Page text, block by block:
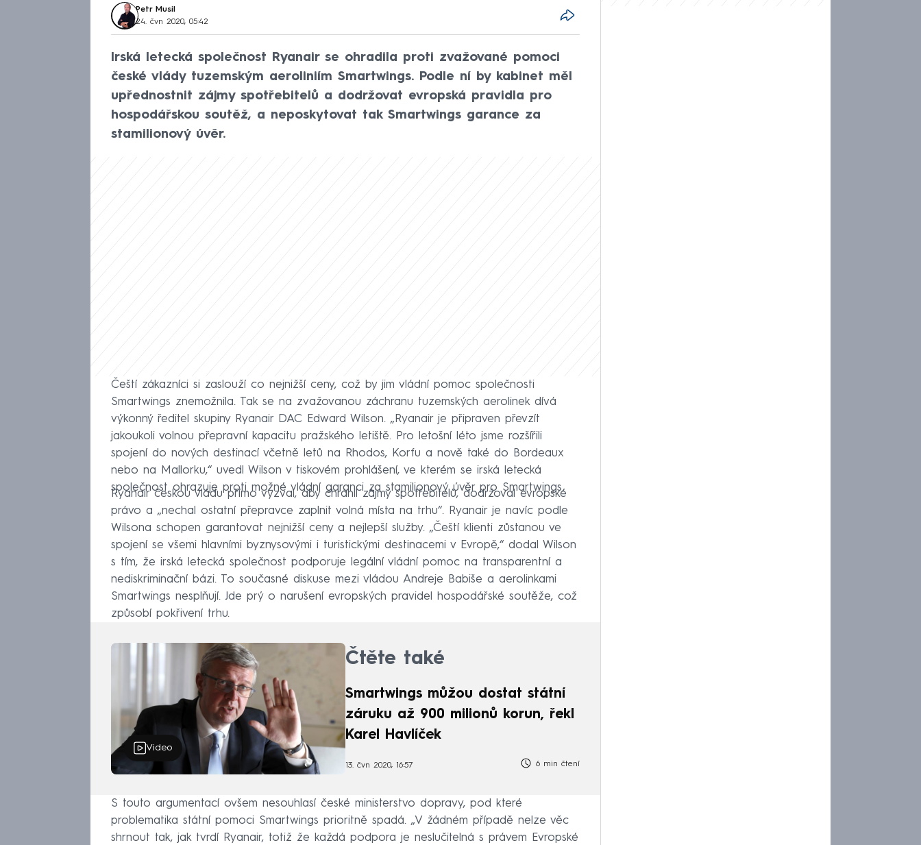
Petr Musil
24. čvn 2020, 05:42
Irská letecká společnost Ryanair se ohradila proti zvažované pomoci
české vlády tuzemským aeroliniím Smartwings. Podle ní by kabinet měl
upřednostnit zájmy spotřebitelů a dodržovat evropská pravidla pro
hospodářskou soutěž, a neposkytovat tak Smartwings garance za
stamilionový úvěr.
Čeští zákazníci si zaslouží co nejnižší ceny, což by jim vládní pomoc společnosti
Smartwings znemožnila. Tak se na zvažovanou záchranu tuzemských aerolinek dívá
výkonný ředitel skupiny Ryanair DAC Edward Wilson. „Ryanair je připraven převzít
jakoukoli volnou přepravní kapacitu pražského letiště. Pro letošní léto jsme rozšířili
spojení do nových destinací včetně letů na Rhodos, Korfu a nově také do Bordeaux
nebo na Mallorku,“ uvedl Wilson v tiskovém prohlášení, ve kterém se irská letecká
společnost ohrazuje proti možné vládní garanci za stamilionový úvěr pro Smartwings.
Ryanair českou vládu přímo vyzval, aby chránil zájmy spotřebitelů, dodržoval evropské
právo a „nechal ostatní přepravce zaplnit volná místa na trhu“. Ryanair je navíc podle
Wilsona schopen garantovat nejnižší ceny a nejlepší služby. „Čeští klienti zůstanou ve
spojení se všemi hlavními byznysovými i turistickými destinacemi v Evropě,“ dodal Wilson
s tím, že irská letecká společnost podporuje legální vládní pomoc na transparentní a
nediskriminační bázi. To současné diskuse mezi vládou Andreje Babiše a aerolinkami
Smartwings nesplňují. Jde prý o narušení evropských pravidel hospodářské soutěže, což
způsobí pokřivení trhu.
Video
Čtěte také
Smartwings můžou dostat státní
záruku až 900 milionů korun, řekl
Karel Havlíček
13. čvn 2020, 16:57 6 min čtení
S touto argumentací ovšem nesouhlasí české ministerstvo dopravy, pod které
problematika státní pomoci Smartwings prioritně spadá. „V žádném případě nelze věc
shrnout tak, jak tvrdí Ryanair, totiž že každá podpora je neslučitelná s právem Evropské